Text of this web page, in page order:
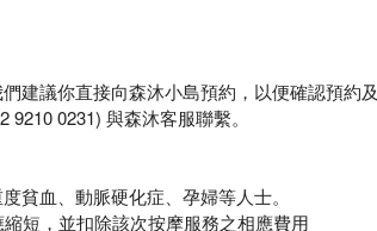
建議你直接向森沐小島預約，以便確認預約及
0231) 與森沐客服聯繫。
貧血、動脈硬化症、孕婦等人士。
短，並扣除該次按摩服務之相應費用